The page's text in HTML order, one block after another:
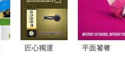
匠心獨運
平面饕餮